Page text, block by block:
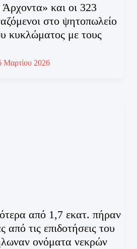
και οι 323
στο ψητοπωλείο
κυκλώματος με τους
Μαρτίου 2026
από 1,7 εκατ. πήραν
από τις επιδοτήσεις του
ονόματα νεκρών